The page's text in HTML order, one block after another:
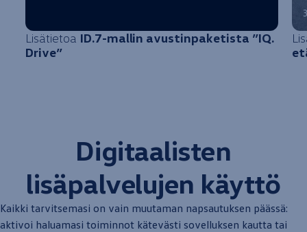
Lisätietoa ID.7-mallin avustinpaketista ”IQ.
Drive”
Digitaalisten
lisäpalvelujen käyttö
Kaikki tarvitsemasi on vain muutaman napsautuksen päässä:
aktivoi haluamasi toiminnot kätevästi sovelluksen kautta tai